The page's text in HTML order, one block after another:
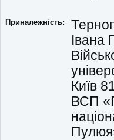
Приналежність:
Івана
Київ
ВСП